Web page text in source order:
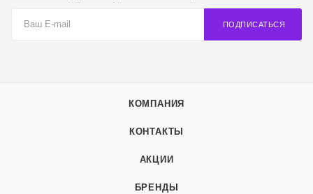
ПОДПИСАТЬСЯ
КОМПАНИЯ
КОНТАКТЫ
АКЦИИ
БРЕНДЫ